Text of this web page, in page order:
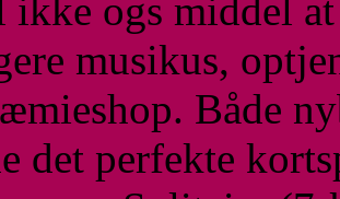
ikke ogs middel
musikus,
Både
det perfekte